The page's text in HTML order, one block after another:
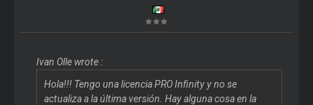
Ivan Olle wrote :
Hola!!! Tengo una licencia PRO Infinity y no se
actualiza a la última versión. Hay alguna cosa en la